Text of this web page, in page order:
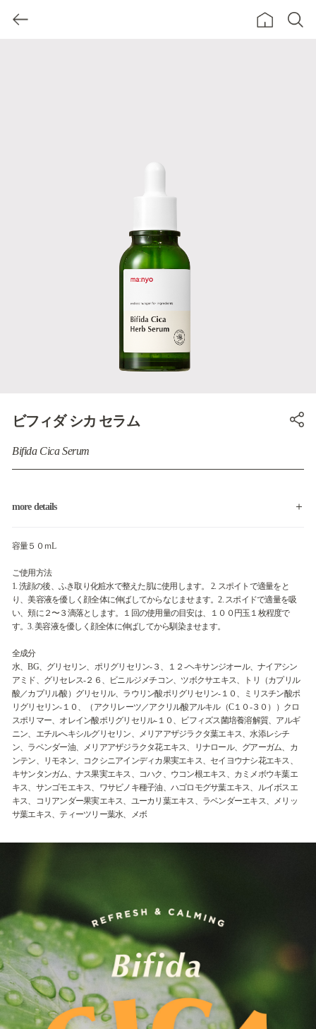
ビフィダ シカ セラム
Bifida Cica Serum
more details
容量５０ｍL
ご使用方法
1. 洗顔の後、ふき取り化粧水で整えた肌に使用します。 2. スポイトで適量をと
り、美容液を優しく顔全体に伸ばしてからなじませます。2. スポイドで適量を吸
い、頬に２〜３滴落とします。１回の使用量の目安は、１００円玉１枚程度で
す。3. 美容液を優しく顔全体に伸ばしてから馴染ませます。
全成分
水、BG、グリセリン、ポリグリセリン‐３、１２‐ヘキサンジオール、ナイアシン
アミド、グリセレス‐２６、ビニルジメチコン、ツボクサエキス、トリ（カプリル
酸／カプリル酸）グリセリル、ラウリン酸ポリグリセリン‐１０、ミリスチン酸ポ
リグリセリン‐１０、（アクリレーツ／アクリル酸アルキル（C１０‐３０））クロ
スポリマー、オレイン酸ポリグリセリル‐１０、ビフィズス菌培養溶解質、アルギ
ニン、エチルへキシルグリセリン、メリアアザジラクタ葉エキス、水添レシチ
ン、ラベンダー油、メリアアザジラクタ花エキス、リナロール、グアーガム、カ
ンテン、リモネン、コクシニアインディカ果実エキス、セイヨウナシ花エキス、
キサンタンガム、ナス果実エキス、コハク、ウコン根エキス、カミメボウキ葉エ
キス、サンゴモエキス、ワサビノキ種子油、ハゴロモグサ葉エキス、ルイボスエ
キス、コリアンダー果実エキス、ユーカリ葉エキス、ラベンダーエキス、メリッ
サ葉エキス、ティーツリー葉水、メボ